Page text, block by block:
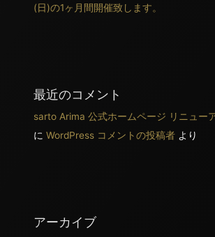
(日)の1ヶ月間開催致します。
最近のコメント
sarto Arima 公式ホームページ リニュー
にWordPress コメントの投稿者 より
アーカイブ